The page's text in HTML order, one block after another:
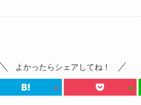
よかったらシェアしてね！